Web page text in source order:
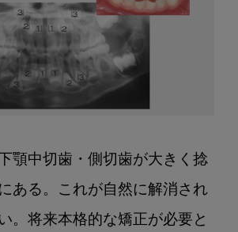
顎中切歯・側切歯が大きく捻
ある。これが自然に解消され
。将来本格的な矯正が必要と